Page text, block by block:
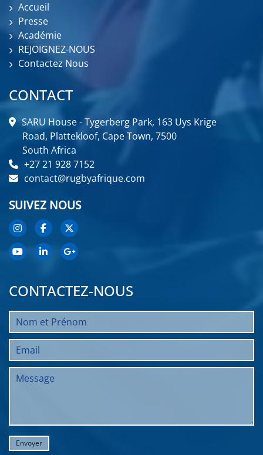
Accueil
Presse
Académie
REJOIGNEZ-NOUS
Contactez Nous
CONTACT
SARU House - Tygerberg Park, 163 Uys Krige
Road, Plattekloof, Cape Town, 7500
South Africa
+27 21 928 7152
contact@rugbyafrique.com
SUIVEZ NOUS
CONTACTEZ-NOUS